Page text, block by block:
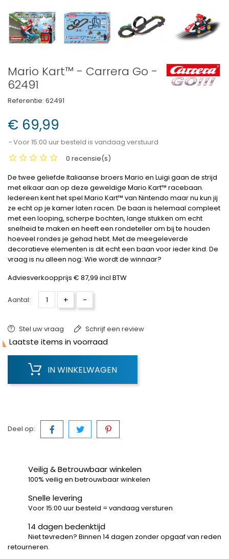
Mario Kart™ - Carrera Go -
62491
Referentie: 62491
€ 69,99
Voor 15:00 uur besteld is vandaag verstuurd
0 recensie(s)
De twee geliefde Italiaanse broers Mario en Luigi gaan de strijd
met elkaar aan op deze geweldige Mario Kart™ racebaan.
Iedereen kent het spel Mario Kart™ van Nintendo maar nu kun jij
ze echt op je kamer laten racen. De baan is helemaal compleet
met een looping, scherpe bochten, lange stukken om echt
snelheid te maken en heeft een rondeteller om bij te houden
hoeveel rondes je gehad hebt. Met de meegeleverde
decoratieve elementen is dit echt een baan voor ieder kind. De
vraag is nu alleen nog: Wie wordt de winnaar?
Adviesverkoopprijs € 87,99 incl BTW
Aantal: + -
Stel uw vraag Schrijf een review
Laatste items in voorraad
IN WINKELWAGEN
Deel op:
Veilig & Betrouwbaar winkelen
100% veilig en betrouwbaar winkelen
Snelle levering
Voor 15:00 uur besteld = vandaag versturen
14 dagen bedenktijd
Niet tevreden? Binnen 14 dagen zonder opgaaf van reden
retourneren.